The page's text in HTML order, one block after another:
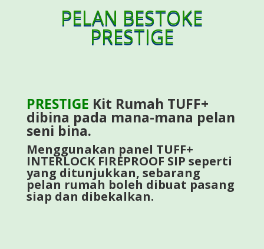
PELAN BESTOKE
PRESTIGE
PRESTIGE Kit Rumah TUFF+
dibina pada mana-mana pelan
seni bina.
Menggunakan panel TUFF+
INTERLOCK FIREPROOF SIP seperti
yang ditunjukkan, sebarang
pelan rumah boleh dibuat pasang
siap dan dibekalkan.